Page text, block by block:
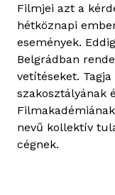
Filmjei azt a
hétköznapi
események.
Belgrádban
vetítéseket.
szakosztályának
nevű kollektív
cégnek.